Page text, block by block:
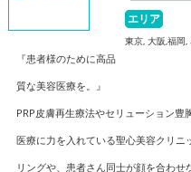
エリア
東京, 大阪,福岡,
『患者様のために高品
質な美容医療を。』
PRP皮膚再生療法やセリューション
医療に力を入れている聖心美容クリ
リングや、患者さん同士が顔を合わ